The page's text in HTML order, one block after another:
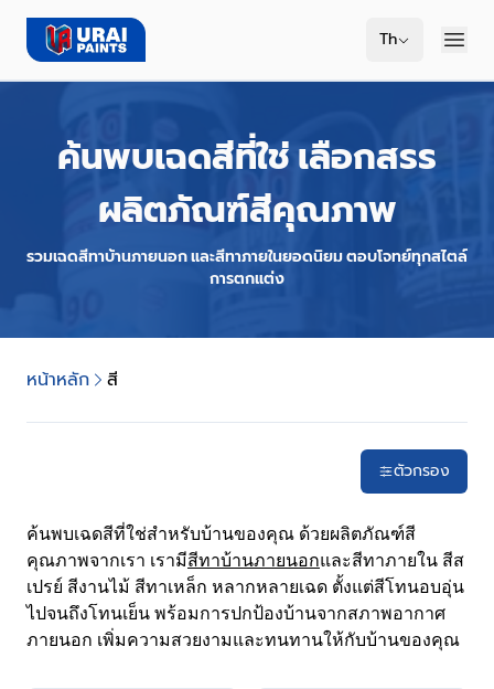
Th
ค้นพบเฉดสีที่ใช่ เลือกสรร
ผลิตภัณฑ์สีคุณภาพ
รวมเฉดสีทาบ้านภายนอก และสีทาภายในยอดนิยม ตอบโจทย์ทุกสไตล์
การตกแต่ง
หน้าหลัก สี
ตัวกรอง
ค้นพบเฉดสีที่ใช่สำหรับบ้านของคุณ ด้วยผลิตภัณฑ์สี
คุณภาพจากเรา เรามีสีทาบ้านภายนอกและสีทาภายใน สีส
เปรย์ สีงานไม้ สีทาเหล็ก หลากหลายเฉด ตั้งแต่สีโทนอบอุ่น
ไปจนถึงโทนเย็น พร้อมการปกป้องบ้านจากสภาพอากาศ
ภายนอก เพิ่มความสวยงามและทนทานให้กับบ้านของคุณ